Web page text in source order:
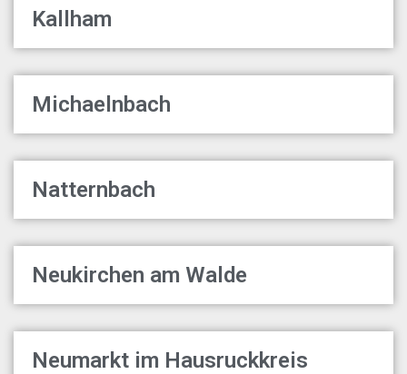
Kallham
Michaelnbach
Natternbach
Neukirchen am Walde
Neumarkt im Hausruckkreis